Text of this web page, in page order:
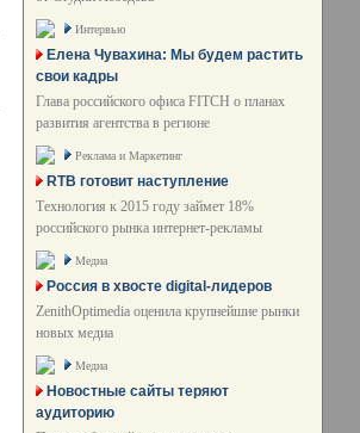
Интервью
Елена Чувахина: Мы будем растить
свои кадры
Глава российского офиса FITCH о планах
развития агентства в регионе
Реклама и Маркетинг
RTB готовит наступление
Технология к 2015 году займет 18%
российского рынка интернет-рекламы
Медиа
Россия в хвосте digital-лидеров
ZenithOptimedia оценила крупнейшие рынки
новых медиа
Медиа
Новостные сайты теряют
аудиторию